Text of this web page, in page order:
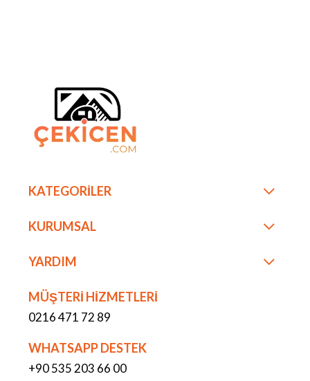
KATEGORİLER
KURUMSAL
YARDIM
MÜŞTERİ HİZMETLERİ
0216 471 72 89
WHATSAPP DESTEK
+90 535 203 66 00